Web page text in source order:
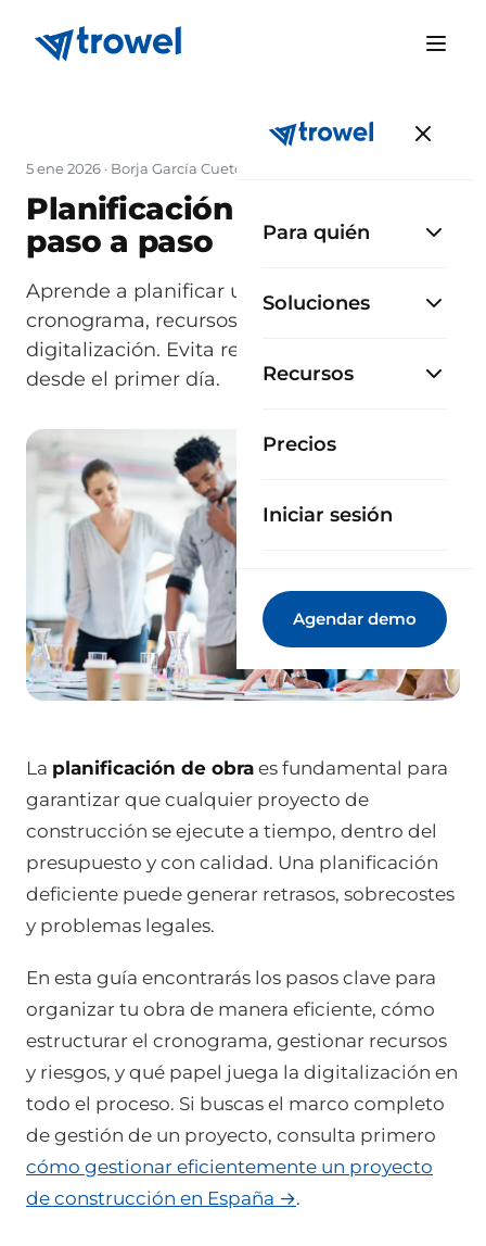
Para quién
Soluciones
Recursos
Precios
Iniciar sesión
Agendar demo
5 ene 2026 · Borja García Cueto
Planificación de obra: guía
paso a paso
Aprende a planificar una obra paso a paso:
cronograma, recursos, riesgos y
digitalización. Evita retrasos y sobrecostes
desde el primer día.
La planificación de obra es fundamental para
garantizar que cualquier proyecto de
construcción se ejecute a tiempo, dentro del
presupuesto y con calidad. Una planificación
deficiente puede generar retrasos, sobrecostes
y problemas legales.
En esta guía encontrarás los pasos clave para
organizar tu obra de manera eficiente, cómo
estructurar el cronograma, gestionar recursos
y riesgos, y qué papel juega la digitalización en
todo el proceso. Si buscas el marco completo
de gestión de un proyecto, consulta primero
cómo gestionar eficientemente un proyecto
de construcción en España →.